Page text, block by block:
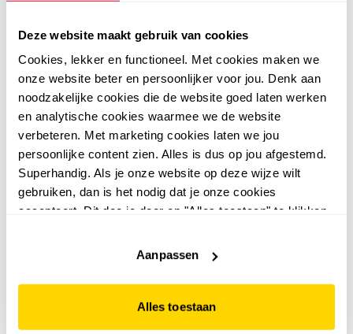
Deze website maakt gebruik van cookies
Cookies, lekker en functioneel. Met cookies maken we
onze website beter en persoonlijker voor jou. Denk aan
noodzakelijke cookies die de website goed laten werken
en analytische cookies waarmee we de website
verbeteren. Met marketing cookies laten we jou
persoonlijke content zien. Alles is dus op jou afgestemd.
Superhandig. Als je onze website op deze wijze wilt
gebruiken, dan is het nodig dat je onze cookies
accepteert. Dit doe je door op "Alles toestaan" te klikken.
website niet optimaal functioneert.
Aanpassen
Alles toestaan